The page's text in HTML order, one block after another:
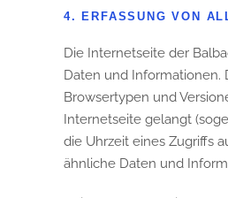
4. ERFASSUNG VON
Die Internetseite der
Daten und Informationen.
Browsertypen und
Internetseite gelangt
die Uhrzeit eines Zugriffs
ähnliche Daten und